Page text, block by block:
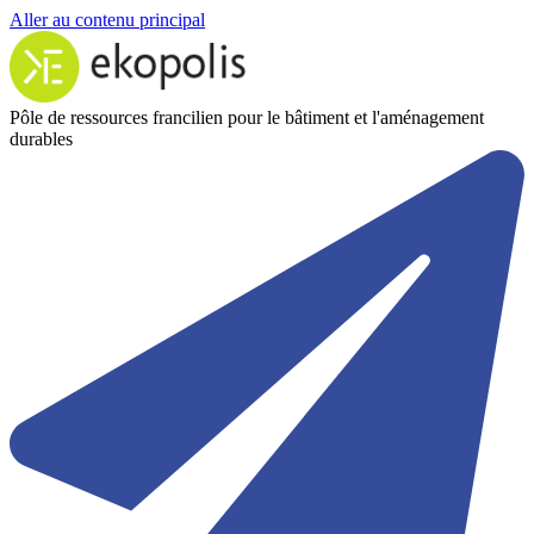
Aller au contenu principal
Pôle de ressources francilien pour le bâtiment et l'aménagement
durables